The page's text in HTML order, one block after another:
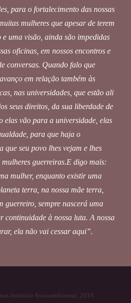
para o fortalecimento das nossas
mulheres que apesar de terem
e uma visão, ainda são impedidas
oficinas, em nossos encontros e
conversas. Quando falo que
em relação também às
nas universidades, que estão ali
seus direitos, da sua liberdade de
elas vão para a universidade, elas
para que haja o
que seu povo lhes vejam e lhes
mulheres guerreiras.E digo mais:
mulher, enquanto existir uma
terra, na nossa mãe terra,
guerreiro, sempre nascerá uma
continuidade à nossa luta. A nossa
ela não vai cessar aqui”.
Instituto Socioambiental, 2016.